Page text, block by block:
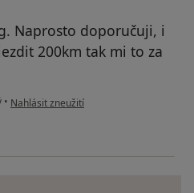
Naprosto doporučuji, i
200km tak mi to za
• podle názoru uživatele Nikola
Nahlásit zneužití